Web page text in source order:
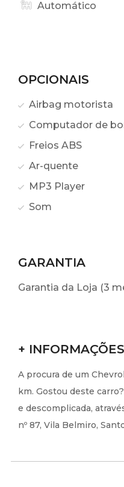
Automático
OPCIONAIS
Airbag motorista
Computador de
Freios ABS
Ar-quente
MP3 Player
Som
GARANTIA
Garantia da Loja (3
+ INFORMAÇÕES
A procura de um
km. Gostou deste
e descomplicada,
nº 87, Vila Belmiro,